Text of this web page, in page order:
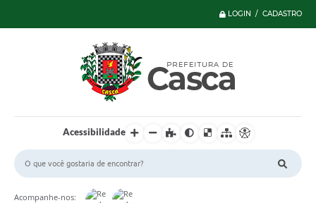
LOGIN / CADASTRO
Acessibilidade
Acompanhe-nos: